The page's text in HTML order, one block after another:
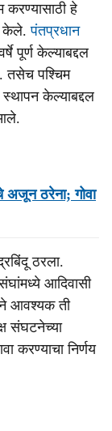
करण्यासाठी हे
केले.पंतप्रधान
पूर्ण केल्याबद्दल
तसेच पश्चिम
केल्याबद्दल
अजून ठरेना; गोवा
ठरला.
आदिवासी
आवश्यक ती
संघटनेच्या
करण्याचा निर्णय